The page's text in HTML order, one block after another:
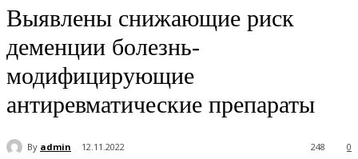
Выявлены снижающие риск
деменции болезнь-
модифицирующие
антиревматические препараты
By admin 12.11.2022 0
248